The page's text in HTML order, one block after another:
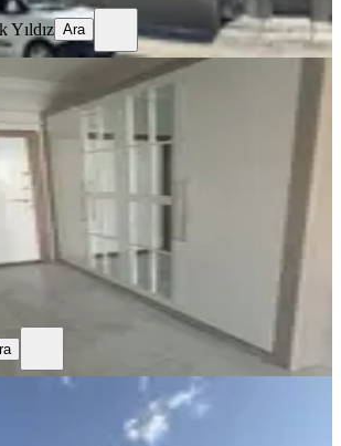
Yıldız Ara
Temiz Lüks Daire
Demirkent Mahallesi
·
₺
Dem'den Merkezi Konumda
Lüks Kiralık 1+1 Daire